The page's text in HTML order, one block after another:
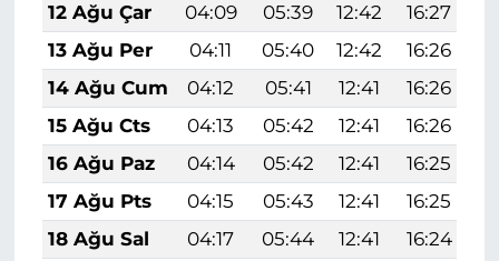
12 Ağu Çar
04:09 05:39 12:42 16:27
13 Ağu Per
04:11 05:40 12:42 16:26
14 Ağu Cum
04:12 05:41 12:41 16:26
15 Ağu Cts
04:13 05:42 12:41 16:26
16 Ağu Paz
04:14 05:42 12:41 16:25
17 Ağu Pts
04:15 05:43 12:41 16:25
18 Ağu Sal
04:17 05:44 12:41 16:24